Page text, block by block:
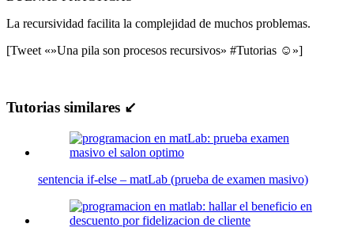
La recursividad facilita la complejidad de muchos problemas.
[Tweet «»Una pila son procesos recursivos» #Tutorias ☺»]
Tutorias similares ↙
sentencia if-else – matLab (prueba de examen masivo)